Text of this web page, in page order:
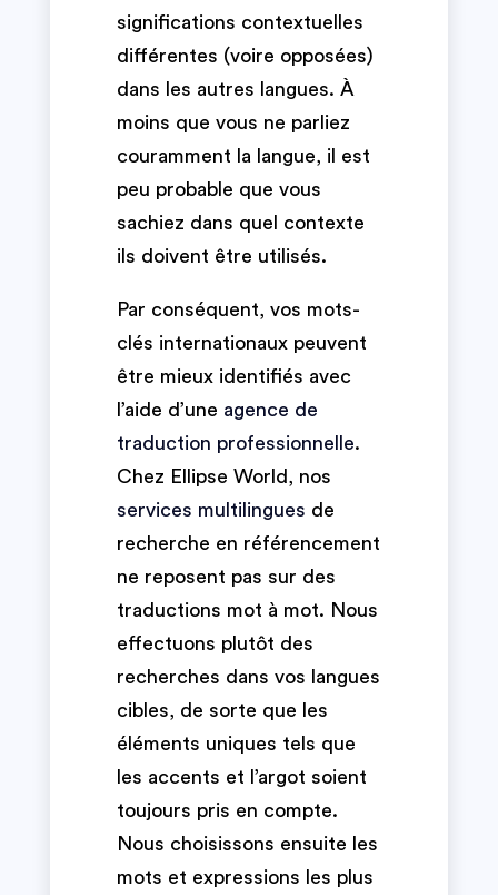
significations contextuelles
différentes (voire opposées)
dans les autres langues. À
moins que vous ne parliez
couramment la langue, il est
peu probable que vous
sachiez dans quel contexte
ils doivent être utilisés.
Par conséquent, vos mots-
clés internationaux peuvent
être mieux identifiés avec
l’aide d’une agence de
traduction professionnelle.
Chez Ellipse World, nos
services multilingues de
recherche en référencement
ne reposent pas sur des
traductions mot à mot. Nous
effectuons plutôt des
recherches dans vos langues
cibles, de sorte que les
éléments uniques tels que
les accents et l’argot soient
toujours pris en compte.
Nous choisissons ensuite les
mots et expressions les plus